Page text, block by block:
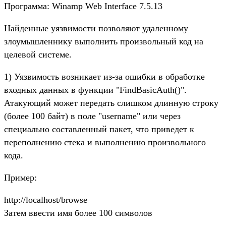
Программа: Winamp Web Interface 7.5.13
Найденные уязвимости позволяют удаленному
злоумышленнику выполнить произвольный код на
целевой системе.
1) Уязвимость возникает из-за ошибки в обработке
входных данных в функции "FindBasicAuth()".
Атакующий может передать слишком длинную строку
(более 100 байт) в поле "username" или через
специально составленный пакет, что приведет к
переполнению стека и выполнению произвольного
кода.
Пример:
http://localhost/browse
Затем ввести имя более 100 символов